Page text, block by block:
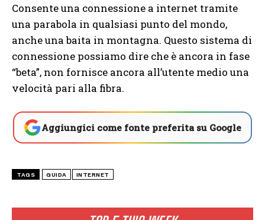
Consente una connessione a internet tramite
una parabola in qualsiasi punto del mondo,
anche una baita in montagna. Questo sistema di
connessione possiamo dire che è ancora in fase
“beta”, non fornisce ancora all’utente medio una
velocità pari alla fibra.
Aggiungici come fonte preferita su Google
TAGS GUIDA INTERNET